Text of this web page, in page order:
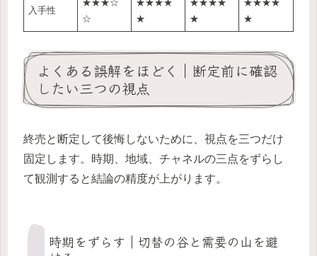
入手性
★★★☆
☆
★★★★
★
★★★★
★
★★★★
★
よくある誤解をほどく｜断定前に確認
したい三つの視点
終売と断定して後悔しないために、視点を三つだけ
固定します。時期、地域、チャネルの三点をずらし
て観測すると結論の精度が上がります。
時期をずらす｜切替の谷と需要の山を避